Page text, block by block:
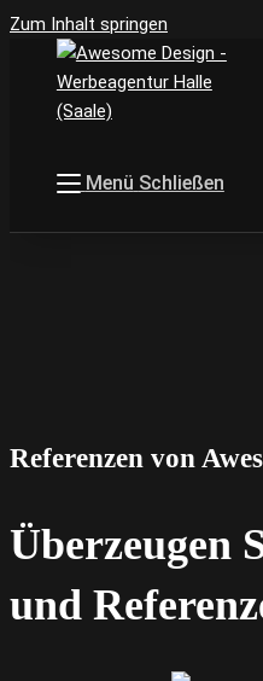
Zum Inhalt springen
Menü Schließen
Referenzen von
Überzeugen
und